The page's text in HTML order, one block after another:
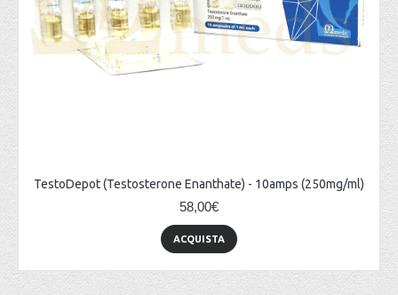
TestoDepot (Testosterone Enanthate) - 10amps (250mg/ml)
58,00€
ACQUISTA